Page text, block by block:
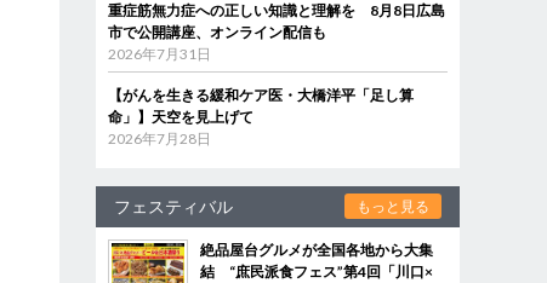
重症筋無力症への正しい知識と理解を 8月8日広島
市で公開講座、オンライン配信も
2026年7月31日
【がんを生きる緩和ケア医・大橋洋平「足し算
命」】天空を見上げて
2026年7月28日
フェスティバル もっと見る
絶品屋台グルメが全国各地から大集
結 “庶民派食フェス”第4回「川口×